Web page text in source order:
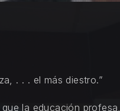
. . . el más diestro.”
la educación profesa,